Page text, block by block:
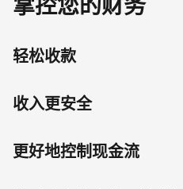
掌控您的财务
轻松收款
收入更安全
更好地控制现金流